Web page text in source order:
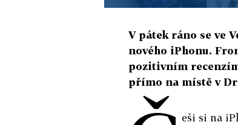
V pátek ráno se ve
nového iPhonu.
pozitivním
přímo na místě v
eši si na